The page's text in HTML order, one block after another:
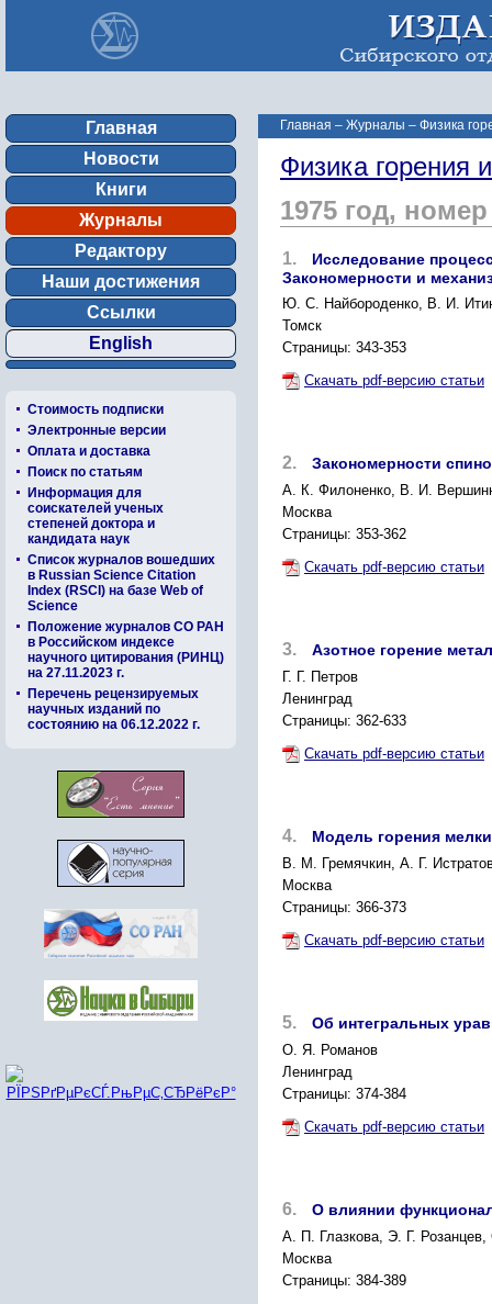
Главная
Новости
Книги
Журналы
Редактору
Наши достижения
Ссылки
English
Стоимость подписки
Электронные версии
Оплата и доставка
Поиск по статьям
Информация для
соискателей ученых
степеней доктора и
кандидата наук
Список журналов вошедших
в Russian Science Citation
Index (RSCI) на базе Web of
Science
Положение журналов СО РАН
в Российском индексе
научного цитирования (РИНЦ)
на 27.11.2023 г.
Перечень рецензируемых
научных изданий по
состоянию на 06.12.2022 г.
Главная – Журналы – Физика
Физика горения
1975 год,
1.
Исследование
Закономерности и
Ю. С. Найбороденко, В. И.
Томск
Страницы: 343-353
Скачать pdf-версию статьи
2. Закономерности
A. К. Филоненко, В. И.
Москва
Страницы: 353-362
Скачать pdf-версию статьи
3. Азотное горение
Г. Г. Петров
Ленинград
Страницы: 362-633
Скачать pdf-версию статьи
4. Модель горения
B. М. Гремячкин, А. Г.
Москва
Страницы: 366-373
Скачать pdf-версию статьи
5. Об интегральных
О. Я. Романов
Ленинград
Страницы: 374-384
Скачать pdf-версию статьи
6. О влиянии
A. П. Глазкова, Э. Г.
Москва
Страницы: 384-389